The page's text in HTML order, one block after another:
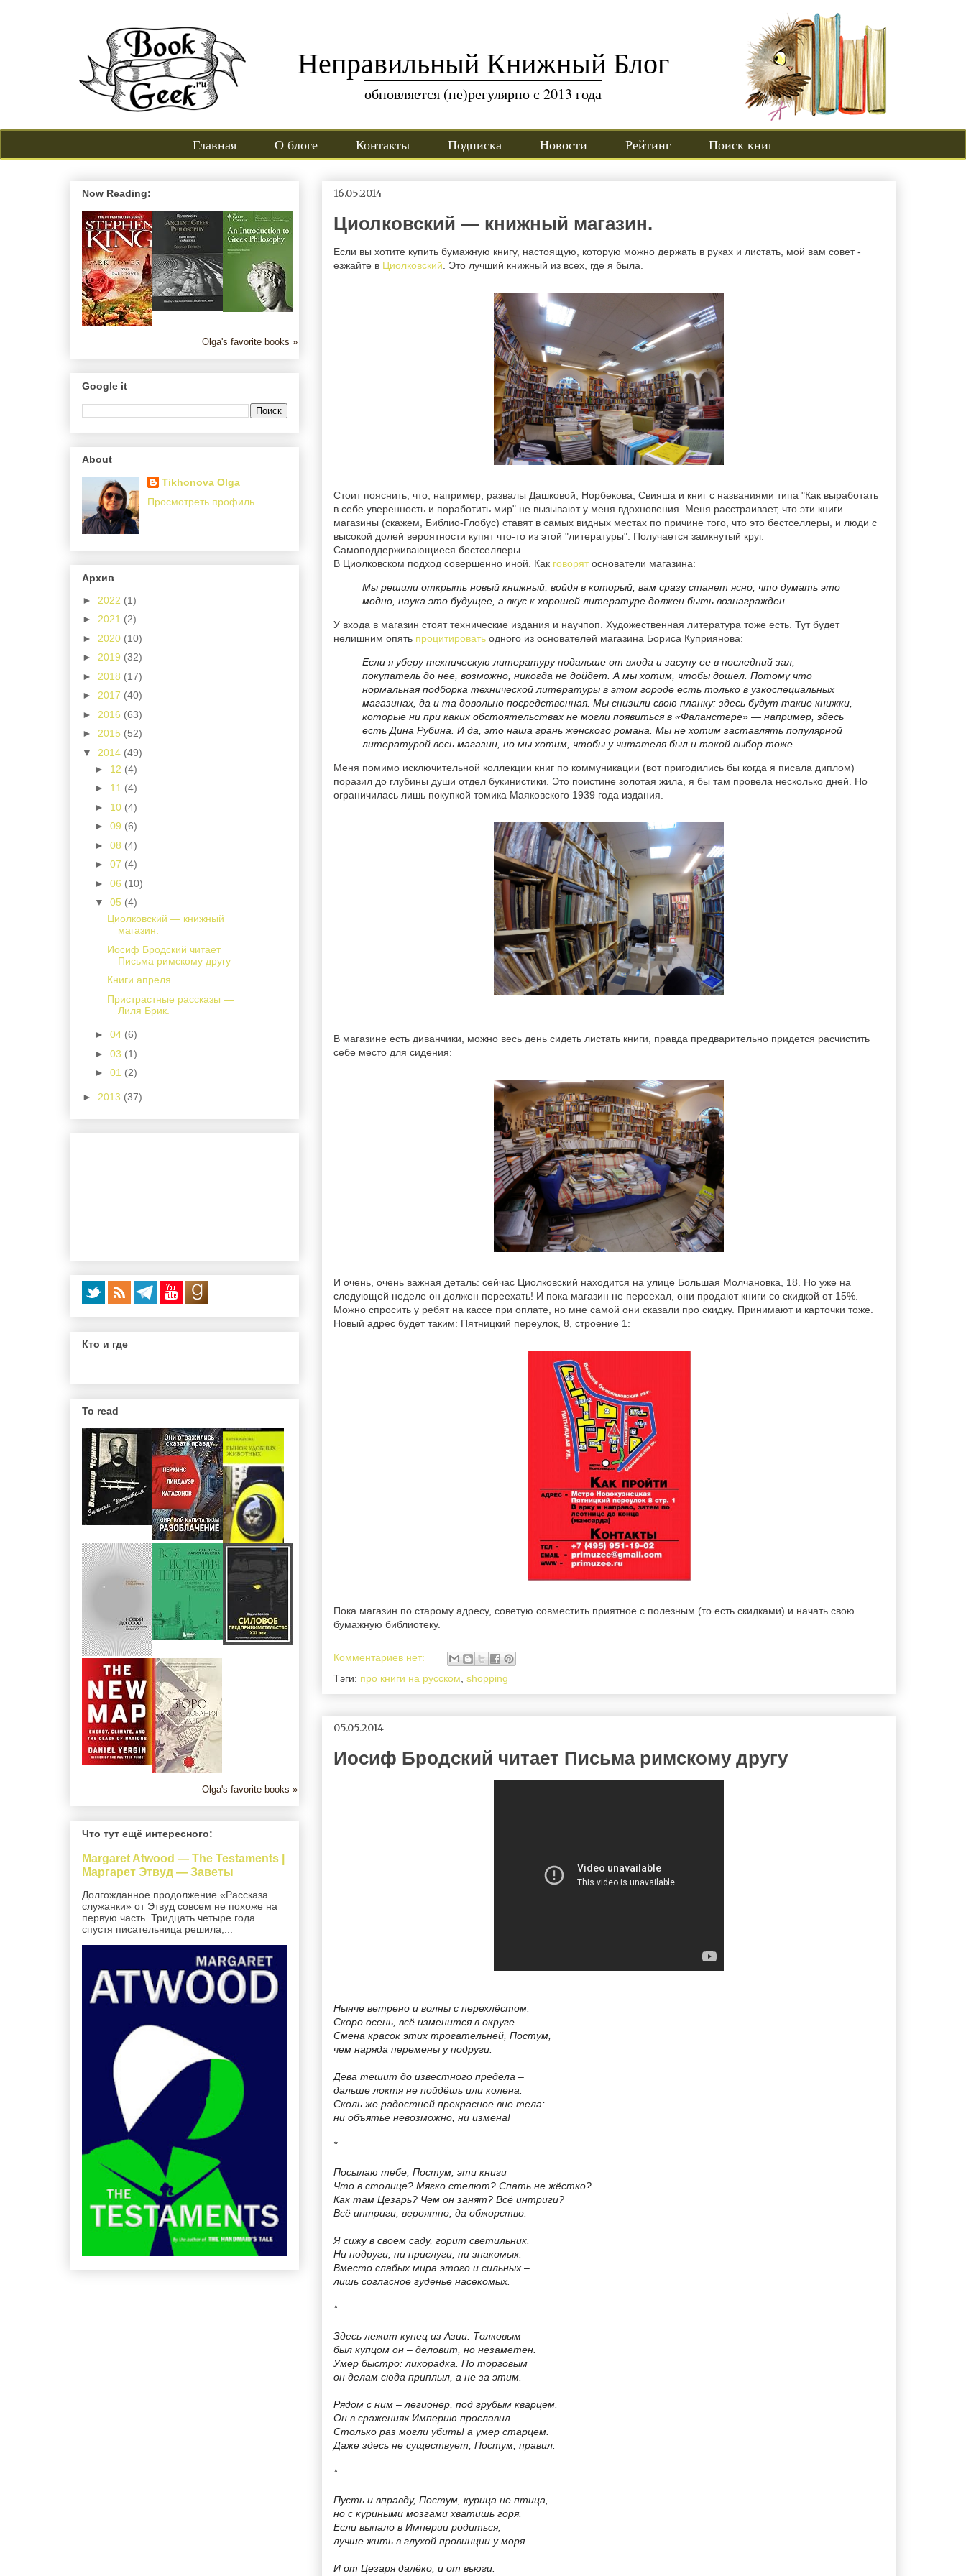
Неправильный Книжный Блог
обновляется (не)регулярно с 2013 года
Главная О блоге Контакты Подписка Новости Рейтинг Поиск книг
16.05.2014
Циолковский — книжный магазин.
Если вы хотите купить бумажную книгу, настоящую, которую можно держать в руках и листать, мой вам совет -
езжайте в Циолковский . Это лучший книжный из всех, где я была.
Стоит пояснить, что, например, развалы Дашковой, Норбекова, Свияша и книг с названиями типа "Как выработать
в себе уверенность и поработить мир" не вызывают у меня вдохновения. Меня расстраивает, что эти книги
магазины (скажем, Библио-Глобус) ставят в самых видных местах по причине того, что это бестселлеры, и люди с
высокой долей вероятности купят что-то из этой "литературы". Получается замкнутый круг.
Самоподдерживающиеся бестселлеры.
В Циолковском подход совершенно иной. Как говорятоснователи магазина:
Мы решили открыть новый книжный, войдя в который, вам сразу станет ясно, что думать это
модно, наука это будущее, а вкус к хорошей литературе должен быть вознагражден.
У входа в магазин стоят технические издания и научпоп. Художественная литература тоже есть. Тут будет
нелишним опять процитировать одного из основателей магазина Бориса Куприянова:
Если я уберу техническую литературу подальше от входа и засуну ее в последний зал,
покупатель до нее, возможно, никогда не дойдет. А мы хотим, чтобы дошел. Потому что
нормальная подборка технической литературы в этом городе есть только в узкоспециальных
магазинах, да и та довольно посредственная. Мы снизили свою планку: здесь будут такие книжки,
которые ни при каких обстоятельствах не могли появиться в «Фаланстере» — например, здесь
есть Дина Рубина. И да, это наша грань женского романа. Мы не хотим заставлять популярной
литературой весь магазин, но мы хотим, чтобы у читателя был и такой выбор тоже.
Меня помимо исключительной коллекции книг по коммуникации (вот пригодились бы когда я писала диплом)
поразил до глубины души отдел букинистики. Это поистине золотая жила, я бы там провела несколько дней. Но
ограничилась лишь покупкой томика Маяковского 1939 года издания.
В магазине есть диванчики, можно весь день сидеть листать книги, правда предварительно придется расчистить
себе место для сидения:
И очень, очень важная деталь: сейчас Циолковский находится на улице Большая Молчановка, 18. Но уже на
следующей неделе он должен переехать! И пока магазин не переехал, они продают книги со скидкой от 15%.
Можно спросить у ребят на кассе при оплате, но мне самой они сказали про скидку. Принимают и карточки тоже.
Новый адрес будет таким: Пятницкий переулок, 8, строение 1:
Пока магазин по старому адресу, советую совместить приятное с полезным (то есть скидками) и начать свою
бумажную библиотеку.
Комментариев нет:
Тэги: про книги на русском shopping
05.05.2014
Иосиф Бродский читает Письма римскому другу
Нынче ветрено и волны с перехлёстом.
Скоро осень, всё изменится в округе.
Смена красок этих трогательней, Постум,
чем наряда перемены у подруги.
Дева тешит до известного предела –
дальше локтя не пойдёшь или колена.
Сколь же радостней прекрасное вне тела:
ни объятье невозможно, ни измена!
*
Посылаю тебе, Постум, эти книги
Что в столице? Мягко стелют? Спать не жёстко?
Как там Цезарь? Чем он занят? Всё интриги?
Всё интриги, вероятно, да обжорство.
Я сижу в своем саду, горит светильник.
Ни подруги, ни прислуги, ни знакомых.
Вместо слабых мира этого и сильных –
лишь согласное гуденье насекомых.
*
Здесь лежит купец из Азии. Толковым
был купцом он – деловит, но незаметен.
Умер быстро: лихорадка. По торговым
он делам сюда приплыл, а не за этим.
Рядом с ним – легионер, под грубым кварцем.
Он в сражениях Империю прославил.
Столько раз могли убить! а умер старцем.
Даже здесь не существует, Постум, правил.
*
Пусть и вправду, Постум, курица не птица,
но с куриными мозгами хватишь горя.
Если выпало в Империи родиться,
лучше жить в глухой провинции у моря.
И от Цезаря далёко, и от вьюги.
Now Reading:
Olga's favorite books »
Google it
About
Tikhonova Olga
Просмотреть профиль
Архив
► 2022 (1)
► 2021 (2)
► 2020 (10)
► 2019 (32)
► 2018 (17)
► 2017 (40)
► 2016 (63)
► 2015 (52)
▼ 2014 (49)
► 12 (4)
► 11 (4)
► 10 (4)
► 09 (6)
► 08 (4)
► 07 (4)
► 06 (10)
▼ 05 (4)
Циолковский — книжный
магазин.
Иосиф Бродский читает
Письма римскому другу
Книги апреля.
Пристрастные рассказы —
Лиля Брик.
► 04 (6)
► 03 (1)
► 01 (2)
► 2013 (37)
Кто и где
To read
Olga's favorite books »
Что тут ещё интересного:
Margaret Atwood — The Testaments |
Маргарет Этвуд — Заветы
Долгожданное продолжение «Рассказа
служанки» от Этвуд совсем не похоже на
первую часть. Тридцать четыре года
спустя писательница решила,...